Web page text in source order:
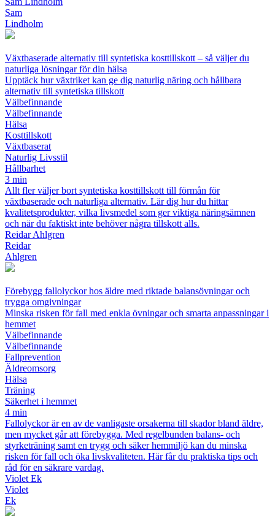
Sam
Lindholm
Växtbaserade alternativ till syntetiska kosttillskott – så väljer du
naturliga lösningar för din hälsa
Upptäck hur växtriket kan ge dig naturlig näring och hållbara
alternativ till syntetiska tillskott
Välbefinnande
Välbefinnande
Hälsa
Kosttillskott
Växtbaserat
Naturlig Livsstil
Hållbarhet
3 min
Allt fler väljer bort syntetiska kosttillskott till förmån för
växtbaserade och naturliga alternativ. Lär dig hur du hittar
kvalitetsprodukter, vilka livsmedel som ger viktiga näringsämnen
och när du faktiskt inte behöver några tillskott alls.
Reidar Ahlgren
Reidar
Ahlgren
Förebygg fallolyckor hos äldre med riktade balansövningar och
trygga omgivningar
Minska risken för fall med enkla övningar och smarta anpassningar i
hemmet
Välbefinnande
Välbefinnande
Fallprevention
Äldreomsorg
Hälsa
Träning
Säkerhet i hemmet
4 min
Fallolyckor är en av de vanligaste orsakerna till skador bland äldre,
men mycket går att förebygga. Med regelbunden balans- och
styrketräning samt en trygg och säker hemmiljö kan du minska
risken för fall och öka livskvaliteten. Här får du praktiska tips och
råd för en säkrare vardag.
Violet Ek
Violet
Ek